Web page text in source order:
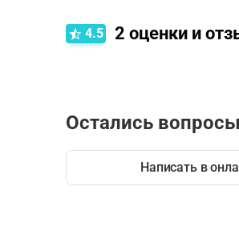
4.5 2 оценки и
Остались
Написать в